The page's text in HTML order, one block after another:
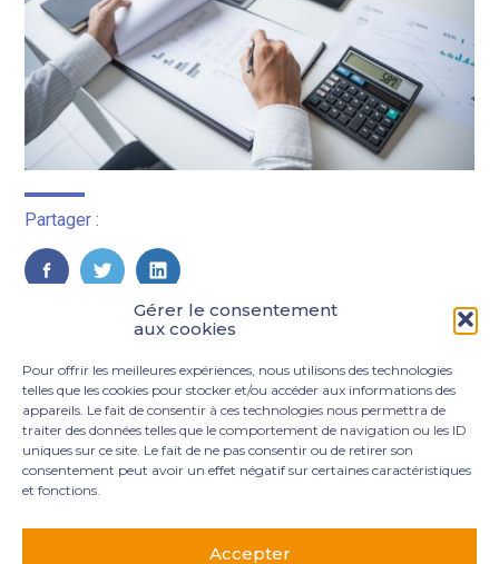
Gérer le consentement
aux cookies
Pour offrir les meilleures expériences, nous utilisons des technologies
telles que les cookies pour stocker et/ou accéder aux informations des
appareils. Le fait de consentir à ces technologies nous permettra de
traiter des données telles que le comportement de navigation ou les ID
uniques sur ce site. Le fait de ne pas consentir ou de retirer son
consentement peut avoir un effet négatif sur certaines caractéristiques
et fonctions.
Accepter
Partager :
FaceBook
TwitterLinkedIn
Principale
3 rue Marie Dupil – La Plaine Petit Manoir – 97232 Le